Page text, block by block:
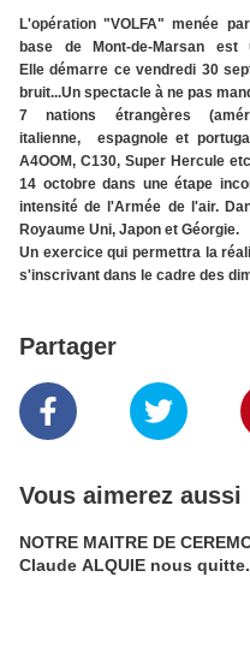
L'opération "VOLFA" menée
base de Mont-de-Marsan
Elle démarre ce vendredi 30
bruit...Un spectacle à ne pas
7 nations étrangères
italienne, espagnole et
A4OOM, C130, Super Hercule
14 octobre dans une étape
intensité de l'Armée de l'air.
Royaume Uni, Japon et Géorgie.
Un exercice qui permettra la
s'inscrivant dans le cadre des
Partager
Vous aimerez aussi
NOTRE MAITRE DE
Claude ALQUIE nous quitte.